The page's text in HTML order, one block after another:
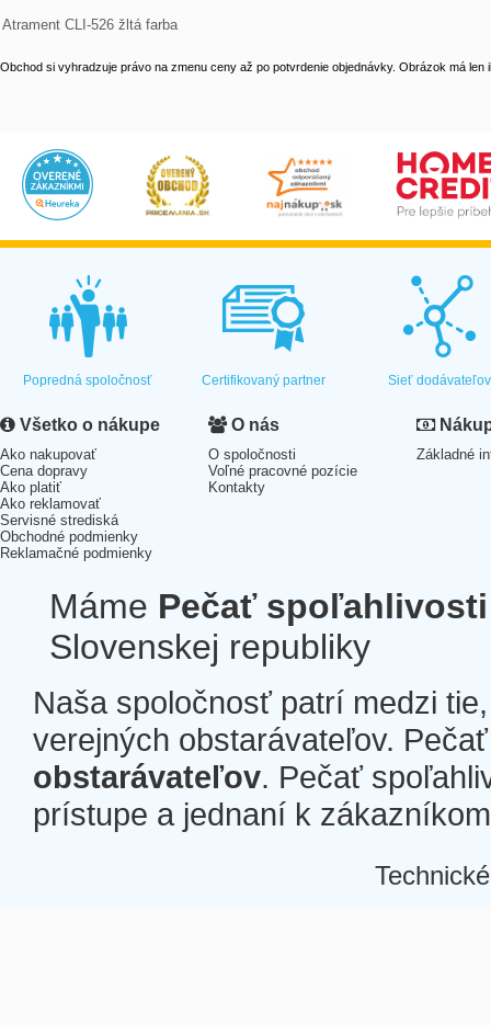
Atrament CLI-526 žltá farba
Obchod si vyhradzuje právo na zmenu ceny až po potvrdenie objednávky. Obrázok má len
Popredná spoločnosť Certifikovaný partner Sieť dodávateľov
Všetko o nákupe
Ako nakupovať
Cena dopravy
Ako platiť
Ako reklamovať
Servisné strediská
Obchodné podmienky
Reklamačné podmienky
O nás
O spoločnosti
Voľné pracovné pozície
Kontakty
Základné
Máme Pečať spoľahlivosti
Slovenskej republiky
Naša spoločnosť patrí medzi
verejných obstarávateľov.
obstarávateľov. Pečať
prístupe a jednaní k